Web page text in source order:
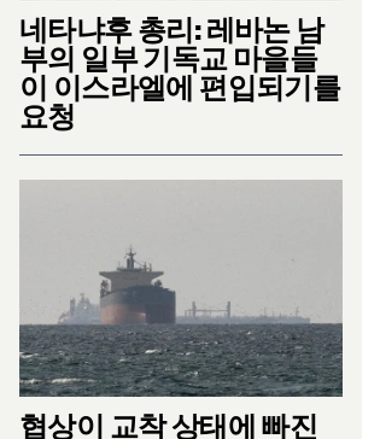
네타냐후 총리: 레바논 남
부의 일부 기독교 마을들
이 이스라엘에 편입되기를
요청
협상이 교착 상태에 빠진